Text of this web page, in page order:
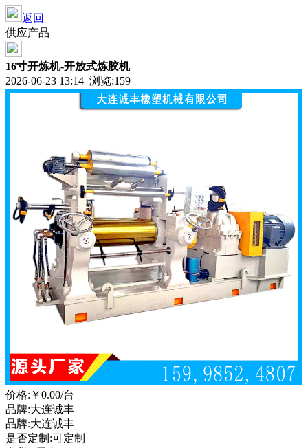
返回
供应产品
16寸开炼机-开放式炼胶机
2026-06-23 13:14 浏览:159
价格: ￥0.00/台
品牌:大连诚丰
品牌:大连诚丰
是否定制:可定制